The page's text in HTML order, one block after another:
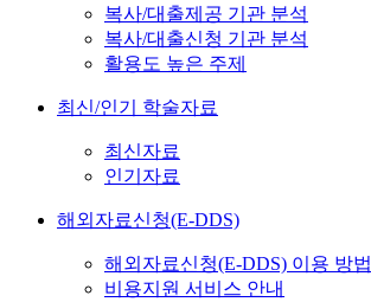
복사/대출제공 기관 분석
복사/대출신청 기관 분석
활용도 높은 주제
최신/인기 학술자료
최신자료
인기자료
해외자료신청(E-DDS)
해외자료신청(E-DDS) 이용 방법
비용지원 서비스 안내